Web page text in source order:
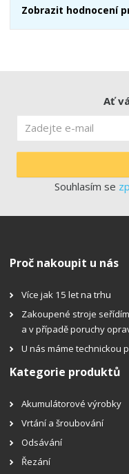
Zobrazit hodnocení
Ať
Souhlasím se
Proč nakoupit u nás
Více jak 15 let na trhu
Zakoupené stroje
a v případě poruchy
U nás máme technickou
Kategorie produktů
Akumulátorové výrobky
Vrtání a šroubování
Odsávání
Řezání